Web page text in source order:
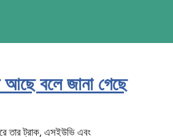
আছে বলে জানা গেছে
তার ট্রাক, এসইউভি এবং